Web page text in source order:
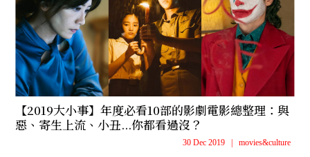
【2019大小事】年度必看10部的影劇電影總整理：與
惡、寄生上流、小丑...你都看過沒？
30 Dec 2019 movies&culture